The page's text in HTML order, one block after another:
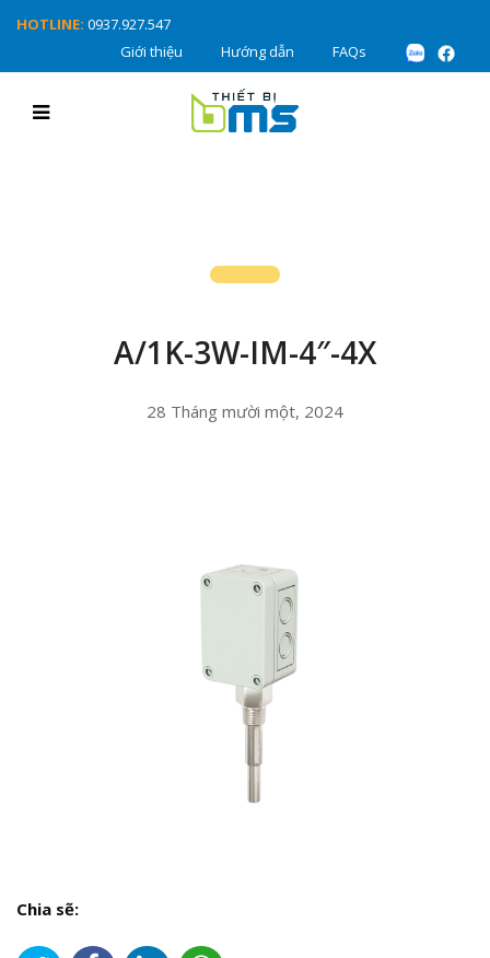
HOTLINE: 0937.927.547
Giới thiệu
Hướng dẫn FAQs
A/1K-3W-IM-4″-4X
28 Tháng mười một, 2024
Chia sẽ: